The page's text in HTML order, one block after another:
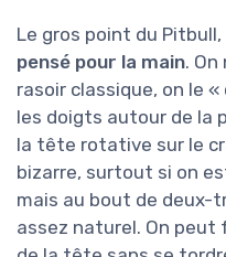
Le gros point du
pensé pour la main.
rasoir classique, on le
les doigts autour de la
la tête rotative sur le
bizarre, surtout si on
mais au bout de deux-
assez naturel. On peut